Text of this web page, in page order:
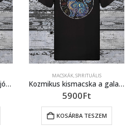
Életfa színes illusztráció, jóga, spirituális, természet minta
MACSKÁK SPIRITUÁLIS
Kozmikus kismacska a galaxisban bolygókkal, csillagokkal, űrhajóval körülvéve
5900Ft
KOSÁRBA TESZEM